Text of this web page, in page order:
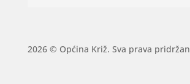
2026 © Općina Križ. Sva prava